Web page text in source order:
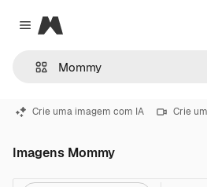
Close menu
Magnific
Crie uma imagem com IA Crie
Imagens Mommy